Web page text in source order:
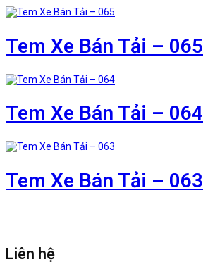
Tem Xe Bán Tải – 065
Tem Xe Bán Tải – 064
Tem Xe Bán Tải – 063
Liên hệ